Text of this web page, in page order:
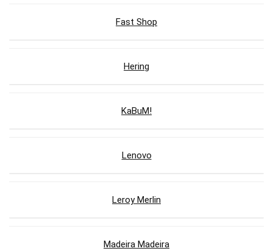
Fast Shop
Hering
KaBuM!
Lenovo
Leroy Merlin
Madeira Madeira